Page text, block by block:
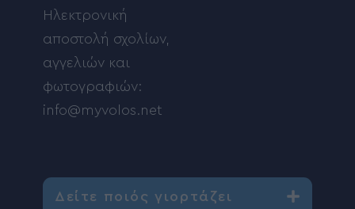
Ηλεκτρονική
αποστολή σχολίων,
αγγελιών και
φωτογραφιών:
info@myvolos.net
Δείτε ποιός γιορτάζει